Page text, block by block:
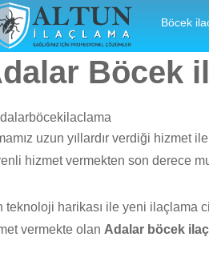
Böcek
İlaçlama | Sağlığınız İçin Profesyonel
Böcek
uzun yıllardır verdiği hizmet
hizmet vermekten son derece
teknoloji harikası ile yeni ilaçlama
vermekte olan Adalar böcek